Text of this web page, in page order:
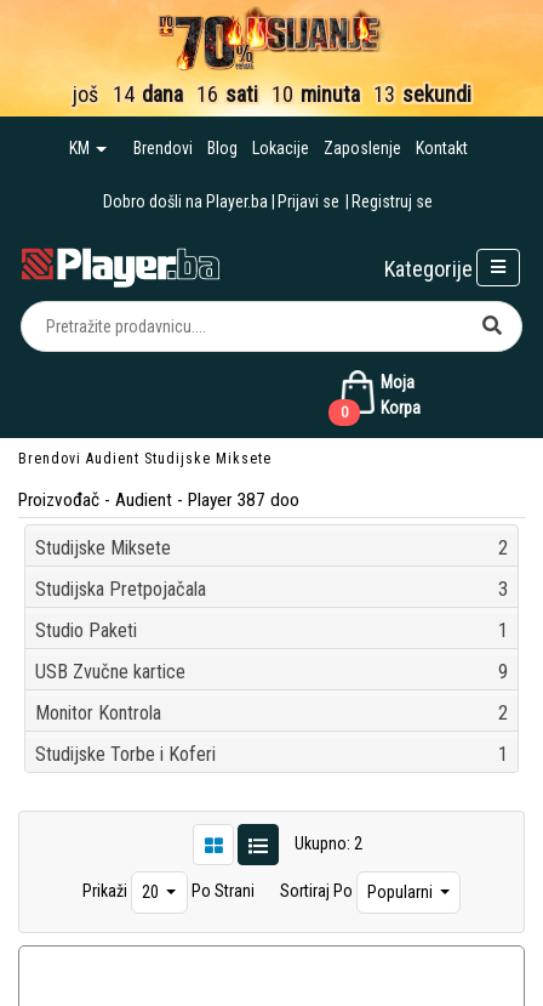
još 14 dana 16 sati 10 minuta 12 sekundi
KM Brendovi Blog Lokacije Zaposlenje Kontakt
Dobro došli na Player.ba Prijavi se Registruj se
Moja
Korpa
0
Kategorije
Brendovi Audient Studijske Miksete
Proizvođač - Audient - Player 387 doo
Studijske Miksete
2
Studijska Pretpojačala
3
Studio Paketi
1
USB Zvučne kartice
9
Monitor Kontrola
2
Studijske Torbe i Koferi
1
Ukupno: 2
Prikaži 20 Po Strani Sortiraj Po Popularni